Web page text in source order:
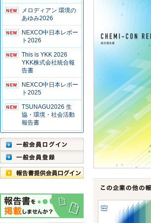
メロディアン 環境の
あゆみ2026
NEXCO中日本レポー
ト2026
This is YKK 2026
YKK株式会社統合報
告書
NEXCO中日本レポー
ト2025
TSUNAGU2026 生
協・環境・社会活動
報告書